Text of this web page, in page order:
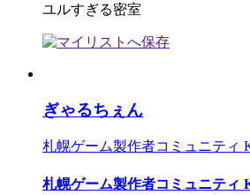
ユルすぎる密室
ぎゃるちぇん
札幌ゲーム製作者コミュニティ
札幌ゲーム製作者コミュニティ